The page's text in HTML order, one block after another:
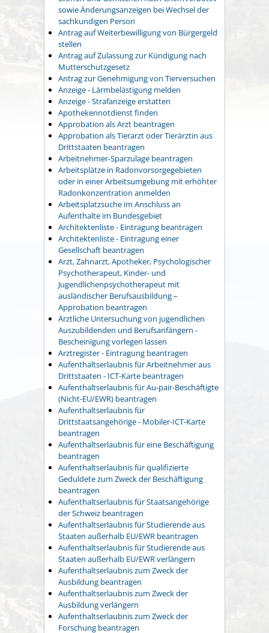
sowie Änderungsanzeigen bei Wechsel der
sachkundigen Person
Antrag auf Weiterbewilligung von Bürgergeld
stellen
Antrag auf Zulassung zur Kündigung nach
Mutterschutzgesetz
Antrag zur Genehmigung von Tierversuchen
Anzeige - Lärmbelästigung melden
Anzeige - Strafanzeige erstatten
Apothekennotdienst finden
Approbation als Arzt beantragen
Approbation als Tierarzt oder Tierärztin aus
Drittstaaten beantragen
Arbeitnehmer-Sparzulage beantragen
Arbeitsplätze in Radonvorsorgegebieten
oder in einer Arbeitsumgebung mit erhöhter
Radonkonzentration anmelden
Arbeitsplatzsuche im Anschluss an
Aufenthalte im Bundesgebiet
Architektenliste - Eintragung beantragen
Architektenliste - Eintragung einer
Gesellschaft beantragen
Arzt, Zahnarzt, Apotheker, Psychologischer
Psychotherapeut, Kinder- und
Jugendlichenpsychotherapeut mit
ausländischer Berufsausbildung –
Approbation beantragen
Ärztliche Untersuchung von jugendlichen
Auszubildenden und Berufsanfängern -
Bescheinigung vorlegen lassen
Arztregister - Eintragung beantragen
Aufenthaltserlaubnis für Arbeitnehmer aus
Drittstaaten - ICT-Karte beantragen
Aufenthaltserlaubnis für Au-pair-Beschäftigte
(Nicht-EU/EWR) beantragen
Aufenthaltserlaubnis für
Drittstaatsangehörige - Mobiler-ICT-Karte
beantragen
Aufenthaltserlaubnis für eine Beschäftigung
beantragen
Aufenthaltserlaubnis für qualifizierte
Geduldete zum Zweck der Beschäftigung
beantragen
Aufenthaltserlaubnis für Staatsangehörige
der Schweiz beantragen
Aufenthaltserlaubnis für Studierende aus
Staaten außerhalb EU/EWR beantragen
Aufenthaltserlaubnis für Studierende aus
Staaten außerhalb EU/EWR verlängern
Aufenthaltserlaubnis zum Zweck der
Ausbildung beantragen
Aufenthaltserlaubnis zum Zweck der
Ausbildung verlängern
Aufenthaltserlaubnis zum Zweck der
Forschung beantragen